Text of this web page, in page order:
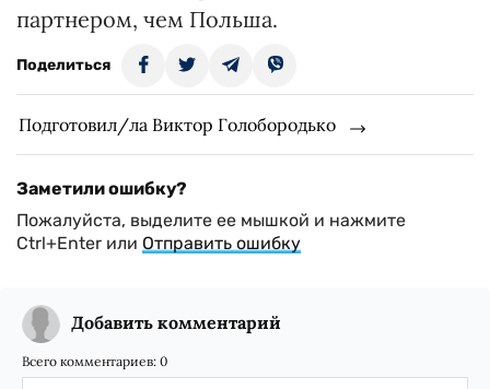
партнером, чем Польша.
Поделиться
Подготовил/ла Виктор Голобородько
Заметили ошибку?
Пожалуйста, выделите ее мышкой и нажмите
Ctrl+Enter или Отправить ошибку
Добавить комментарий
Всего комментариев: 0